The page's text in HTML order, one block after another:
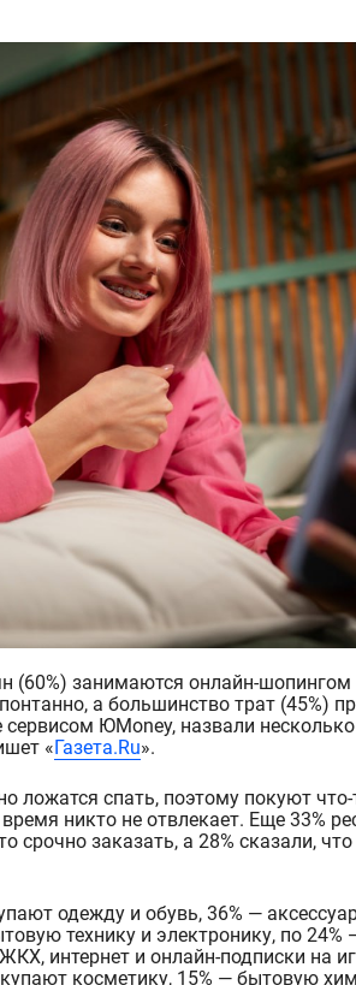
а большинство трат (45%)
ЮMoney, назвали
«Газета.Ru».
ложатся спать, поэтому покуют
никто не отвлекает. Еще 33%
срочно заказать, а 28% сказали, что
одежду и обувь, 36% —
технику и электронику, по 24%
ЖКХ, интернет и онлайн-подписки на
косметику, 15% — бытовую